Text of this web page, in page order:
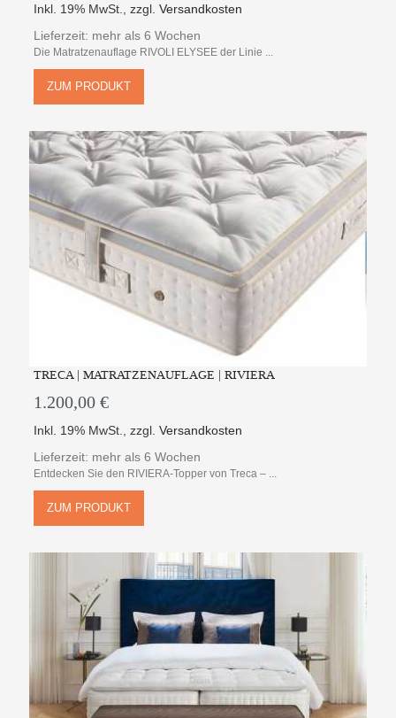
Inkl. 19% MwSt. ,zzgl.Versandkosten
Lieferzeit: mehr als 6 Wochen
Die Matratzenauflage RIVOLI ELYSEE der Linie ...
ZUM PRODUKT
TRECA | MATRATZENAUFLAGE | RIVIERA
1.200,00 €
Inkl. 19% MwSt.,zzgl.Versandkosten
Lieferzeit: mehr als 6 Wochen
Entdecken Sie den RIVIERA-Topper von Treca – ...
ZUM PRODUKT